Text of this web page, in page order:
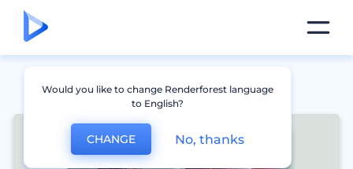
Would you like to change Renderforest language
to English?
CHANGE No, thanks